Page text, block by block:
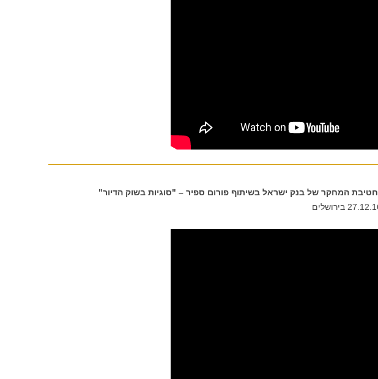
המחקר של בנק ישראל בשיתוף פורום ספיר – "סוגיות בשוק הדיור"